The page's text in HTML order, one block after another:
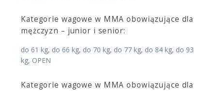
Kategorie wagowe w MMA obowiązujące dla
mężczyzn – junior i senior:
do 61 kg, do 66 kg, do 70 kg, do 77 kg, do 84 kg, do 93
kg, OPEN
Kategorie wagowe w MMA obowiązujące dla